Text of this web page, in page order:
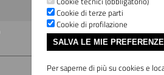
Cookie di terze parti
Cookie di profilazione
SALVA LE MIE PREFERENZE
Per saperne di più su cookies e